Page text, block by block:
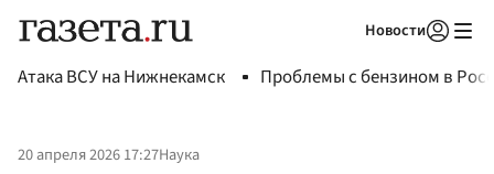
Новости
Атака ВСУ на Нижнекамск Проблемы с бензином в
20 апреля 2026 17:27Наука